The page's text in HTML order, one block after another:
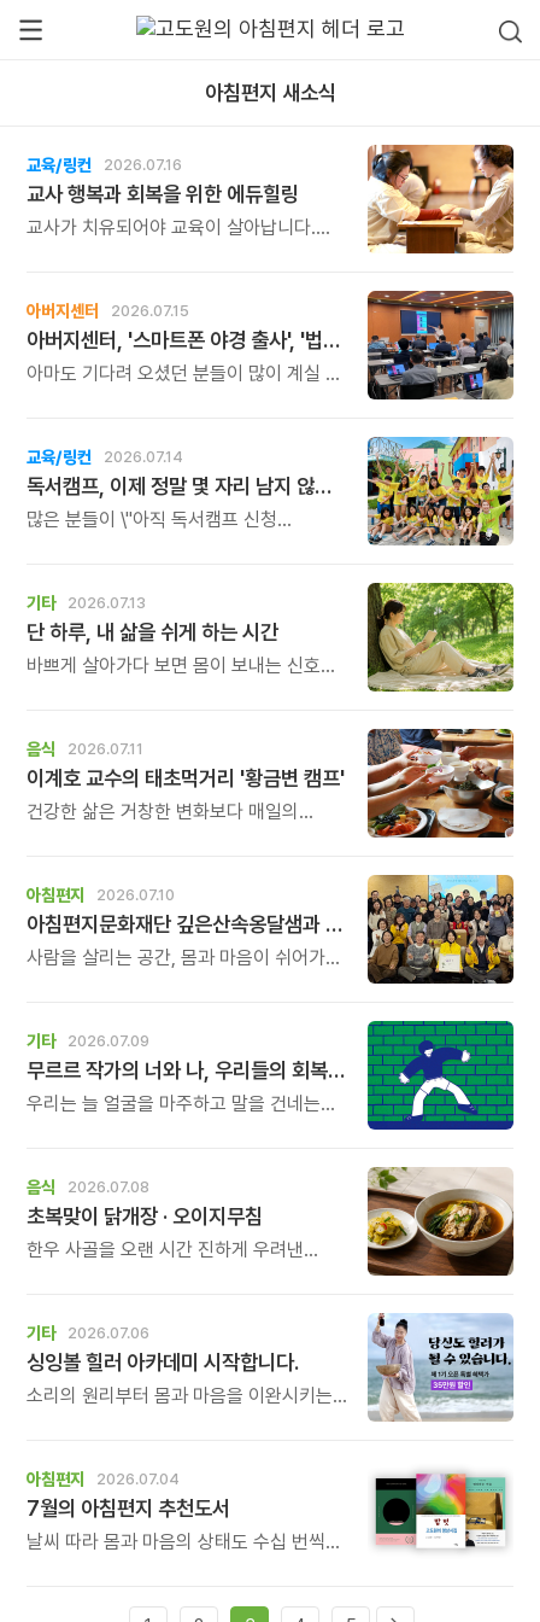
아침편지 새소식
교육/링컨 2026.07.16
교사 행복과 회복을 위한 에듀힐링
교사가 치유되어야 교육이 살아납니다.
교육의 중심에 있는 나 자신을 돌보고
회복하는 시간입니다. 누군가를 가르치기
위해 애써온 시간만큼, 이제는 자신을 위한
쉼과 치유의 시간을 선물해 보시기
아버지센터 2026.07.15
아버지센터, '스마트폰 야경 출사', '법인사용설명서', '유튜브 숏츠 영상 만들기' 강좌 신청하세요
아마도 기다려 오셨던 분들이 많이 계실 것
알려드립니다.
교육/링컨 2026.07.14
독서캠프, 이제 정말 몇 자리 남지 않았습니다.
많은 분들이 \"아직 독서캠프 신청
하지만 이제는 정말 남은 자리가 얼마 남지
않았습니다.
기타 2026.07.13
단 하루, 내 삶을 쉬게 하는 시간
바쁘게 살아가다 보면 몸이 보내는 신호도,
\'조금 쉬어야 하는데...\' 생각만 하다가
다시 일상으로 돌아가는 날들이 반복되곤
하지요. 하루명상은 멀리 떠나는 여행도,
거창한 결심도 필요하지 않습니다.
음식 2026.07.11
이계호 교수의 태초먹거리 '황금변 캠프'
건강한 삶은 거창한 변화보다 매일의
생활은 작은 습관에서 시작됩니다.
유퀴즈에서 많은 관심을 받은 이계호
교수와 함께하는 태초먹거리 황금변 캠프
아침편지 2026.07.10
아침편지문화재단 깊은산속옹달샘과 함께할 가족을 찾습니다.
사람을 살리는 공간, 몸과 마음이 쉬어가는
깊은산속옹달샘에서 함께 성장하며 오래
걸어갈 새로운 가족을 기다립니다.
기타 2026.07.09
무르르 작가의 너와 나, 우리들의 회복일지!
우리는 늘 얼굴을 마주하고 말을 건네는
작가의 그림책「너와 등을 맞대면」은 \'마주
보는 관계\'를 넘어 \'등을 맞대는 관계\'의
힘을 이야기합니다.
음식 2026.07.08
초복맞이 닭개장 · 오이지무침
한우 사골을 오랜 시간 진하게 우려낸
부드러운 고사리와 느타리버섯까지. 좋은
재료를 아낌없이 담아 시간과 정성을 들여
끓여낸 닭개장입니다.
기타 2026.07.06
싱잉볼 힐러 아카데미 시작합니다.
소리의 원리부터 몸과 마음을 이완시키는
있는 힐러의 역량을 체계적으로 배우게
됩니다.
아침편지 2026.07.04
7월의 아침편지 추천도서
날씨 따라 몸과 마음의 상태도 수십 번씩